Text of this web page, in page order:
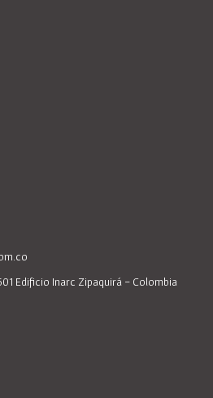
Edificio Inarc Zipaquirá - Colombia